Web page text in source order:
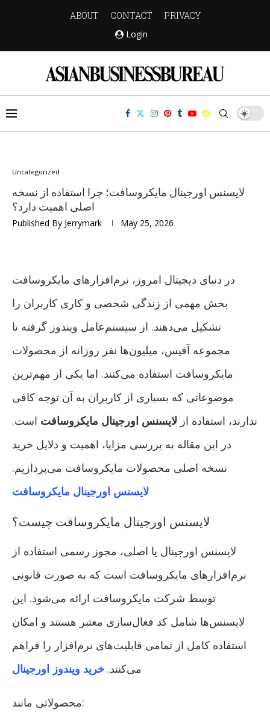
ABOUT CONTACT
PRIVACY
Login
Uncategorized
لایسنس اورجینال مایکروسافت؛ چرا استفاده از نسخه
اصلی اهمیت دارد؟
Published By Jerrymark May 25, 2026
در دنیای دیجیتال امروز، نرم‌افزارهای مایکروسافت
بخش مهمی از زندگی شخصی و کاری کاربران را
تشکیل می‌دهند. از سیستم‌عامل ویندوز گرفته تا
مجموعه آفیس، میلیون‌ها نفر روزانه از محصولات
مایکروسافت استفاده می‌کنند. اما یکی از مهم‌ترین
موضوعاتی که بسیاری از کاربران به آن توجه کافی
ندارند، استفاده از لایسنس اورجینال مایکروسافت است.
در این مقاله به بررسی مزایا، اهمیت و دلایل خرید
نسخه اصلی محصولات مایکروسافت می‌پردازیم.
لایسنس اورجینال مایکروسافت
لایسنس اورجینال مایکروسافت چیست؟
لایسنس اورجینال یا اصلی، مجوز رسمی استفاده از
نرم‌افزارهای مایکروسافت است که به صورت قانونی
توسط شرکت مایکروسافت ارائه می‌شود. این
لایسنس‌ها شامل کد فعال‌سازی معتبر هستند و امکان
استفاده کامل از تمامی قابلیت‌های نرم‌افزار را فراهم
می‌کنند. خرید ویندوز اورجینال
محصولاتی مانند: